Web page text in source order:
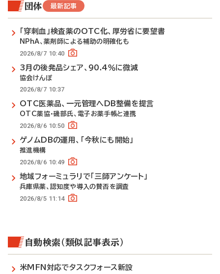
団体 最新記事
「穿刺血」検査薬のOTC化、厚労省に要望書
NPhA、薬剤師による補助の明確化も
2026/8/7 10:40
3月の後発品シェア、90.4％に微減
協会けんぽ
2026/8/7 10:37
OTC医薬品、一元管理へDB整備を提言
OTC薬協・磯部氏、電子お薬手帳と連携
2026/8/6 10:50
ゲノムDBの運用、「今秋にも開始」
推進機構
2026/8/6 10:49
地域フォーミュラリで「三師アンケート」
兵庫県薬、認知度や導入の賛否を調査
2026/8/5 11:14
自動検索（類似記事表示）
米MFN対応でタスクフォース新設